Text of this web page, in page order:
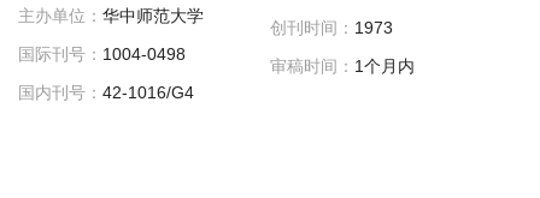
主办单位： 华中师范大学
国际刊号： 1004-0498
国内刊号： 42-1016/G4
创刊时间： 1973
审稿时间： 1个月内